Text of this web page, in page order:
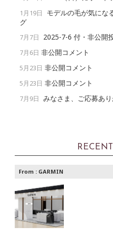
1月19日
モデルの毛が気にな
グ
7月7日 2025-7-6 付・非公開
7月6日 非公開コメント
5月23日 非公開コメント
5月23日 非公開コメント
7月9日 みなさま、ご応募あ
From : GARMIN